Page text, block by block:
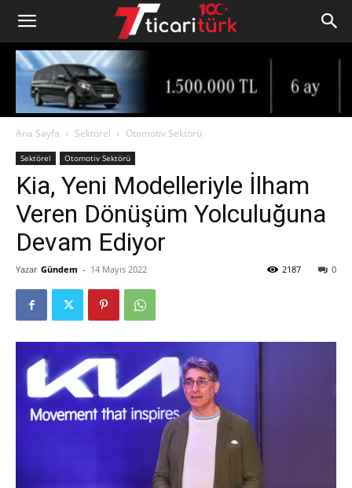
Ana Sayfa Sektörel Otomotiv Sektörü
Sektörel Otomotiv Sektörü
Kia, Yeni Modelleriyle İlham
Veren Dönüşüm Yolculuğuna
Devam Ediyor
Yazar Gündem - 14 Mayıs 2022 0
2187